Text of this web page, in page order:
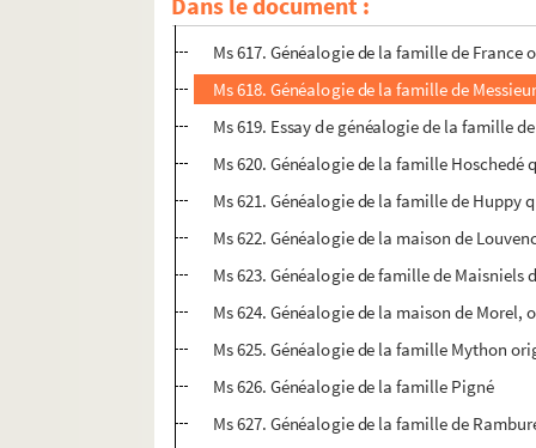
Ms 616. Généalogie des deux familles du
Ms 617. Généalogie de la famille de
Ms 618. Généalogie de la famille de
Ms 619. Essay de généalogie de la famille
Ms 620. Généalogie de la famille
Ms 621. Généalogie de la famille de
Ms 622. Généalogie de la maison de
Ms 623. Généalogie de famille de
Ms 624. Généalogie de la maison de Morel,
Ms 625. Généalogie de la famille Mython
Ms 626. Généalogie de la famille Pigné
Ms 627. Généalogie de la famille de